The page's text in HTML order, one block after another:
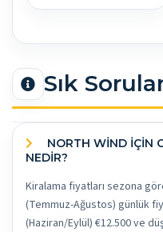
Sık
NEDİR?
Kiralama fiyatları sezona
(Temmuz-Ağustos) günlük
(Haziran/Eylül) €12.500 ve